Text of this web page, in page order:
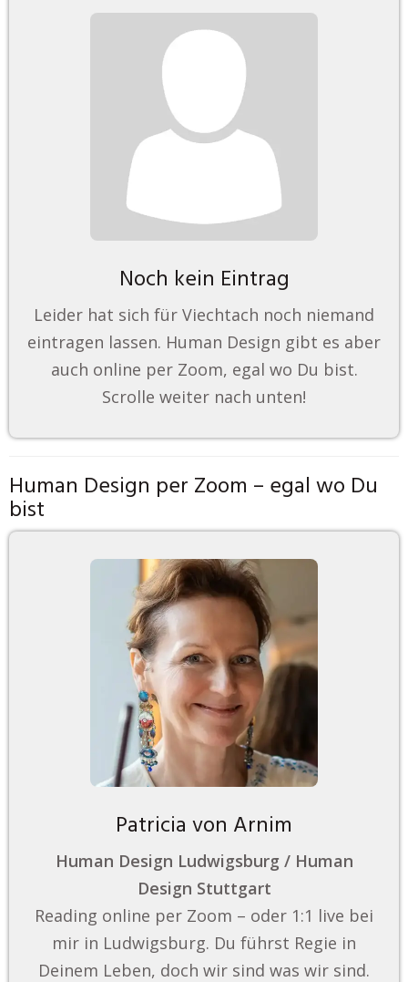
Noch kein Eintrag
Leider hat sich für Viechtach noch niemand
eintragen lassen. Human Design gibt es aber
auch online per Zoom, egal wo Du bist.
Scrolle weiter nach unten!
Human Design per Zoom – egal wo Du
bist
Patricia von Arnim
Human Design Ludwigsburg / Human
Design Stuttgart
Reading online per Zoom – oder 1:1 live bei
mir in Ludwigsburg. Du führst Regie in
Deinem Leben, doch wir sind was wir sind.